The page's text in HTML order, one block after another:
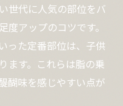
ピで食卓を充実
ンキングの参考例
イドの工夫
る副菜の選び方
ドメニューの工夫
世代に人気の部位をバ
アップのコツです。
った定番部位は、子供
ます。これらは脂の乗
醐味を感じやすい点が